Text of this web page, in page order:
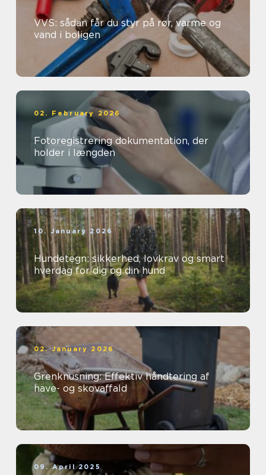
VVS: sådan får du styr på rør, varme og
vand i boligen
02. February 2026
Fotoregistrering dokumentation, der
holder i længden
10. January 2026
Hundetegn: sikkerhed, lovkrav og smart
hverdag for dig og din hund
02. January 2026
Grenknusning: Effektiv håndtering af
have- og skovaffald
09. April 2025